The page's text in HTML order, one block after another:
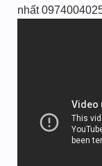
nhất